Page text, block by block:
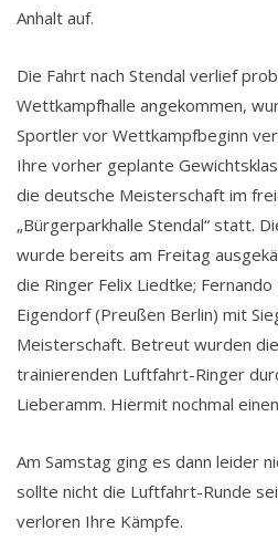
Anhalt auf.
Die Fahrt nach Stendal verlief
Wettkampfhalle angekommen,
Sportler vor Wettkampfbeginn
Ihre vorher geplante
die deutsche Meisterschaft im
„Bürgerparkhalle Stendal“ statt.
wurde bereits am Freitag
die Ringer Felix Liedtke; Fernando
Eigendorf (Preußen Berlin) mit
Meisterschaft. Betreut wurden
trainierenden Luftfahrt-Ringer
Lieberamm. Hiermit nochmal
Am Samstag ging es dann leider
sollte nicht die Luftfahrt-Runde
verloren Ihre Kämpfe.